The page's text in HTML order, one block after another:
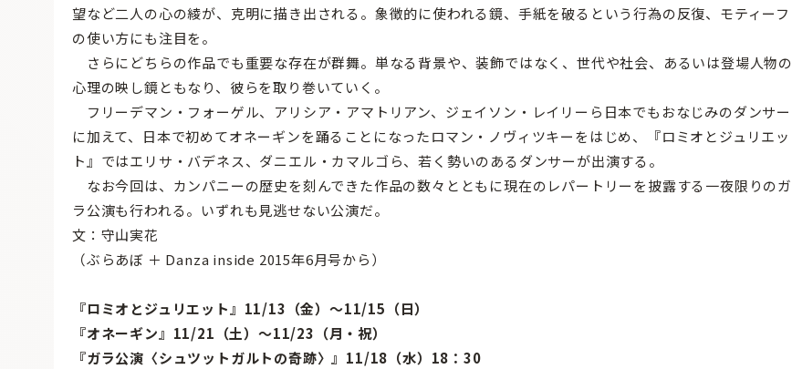
望など二人の心の綾が、克明に描き出される。象徴的に使われる鏡、手紙を破るという行為の反復、モティーフ
の使い方にも注目を。
さらにどちらの作品でも重要な存在が群舞。単なる背景や、装飾ではなく、世代や社会、あるいは登場人物の
心理の映し鏡ともなり、彼らを取り巻いていく。
フリーデマン・フォーゲル、アリシア・アマトリアン、ジェイソン・レイリーら日本でもおなじみのダンサー
に加えて、日本で初めてオネーギンを踊ることになったロマン・ノヴィツキーをはじめ、『ロミオとジュリエッ
ト』ではエリサ・バデネス、ダニエル・カマルゴら、若く勢いのあるダンサーが出演する。
なお今回は、カンパニーの歴史を刻んできた作品の数々とともに現在のレパートリーを披露する一夜限りのガ
ラ公演も行われる。いずれも見逃せない公演だ。
文：守山実花
（ぶらあぼ ＋ Danza inside 2015年6月号から）
『ロミオとジュリエット』11/13（金）〜11/15（日）
『オネーギン』11/21（土）〜11/23（月・祝）
『ガラ公演〈シュツットガルトの奇跡〉』11/18（水）18：30